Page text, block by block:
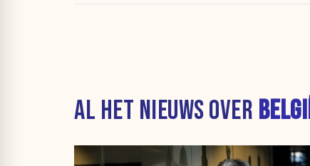
AL HET NIEUWS OVER